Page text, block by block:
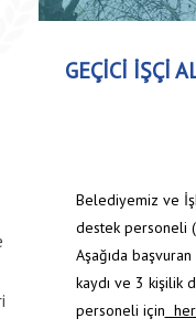
GEÇİCİ İŞÇİ
Belediyemiz ve
destek personeli
Aşağıda
kaydı ve 3 kişilik
personeli için